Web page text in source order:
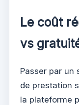
Le coût
vs
Passer par un
de prestation
la plateforme